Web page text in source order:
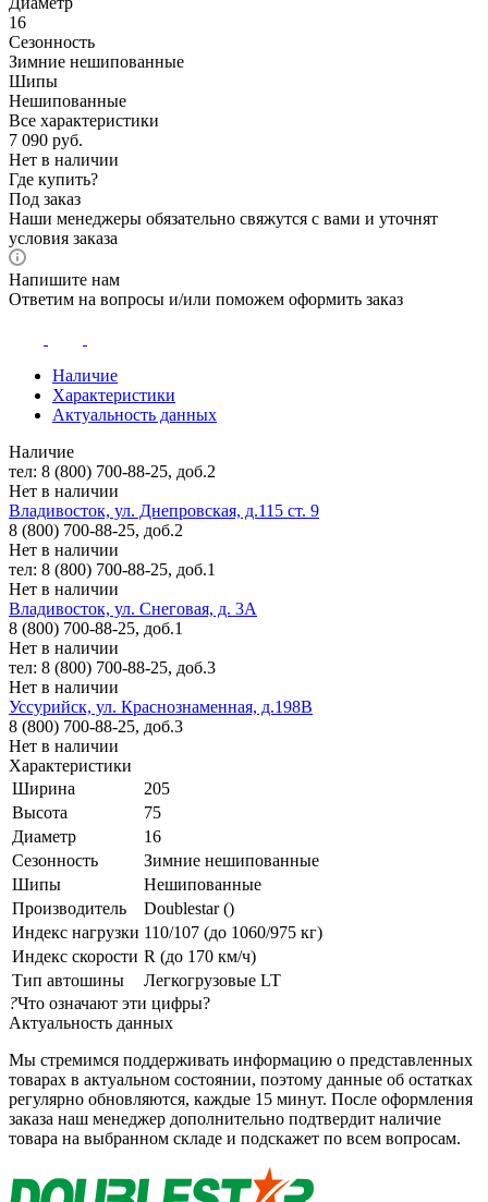
16
Сезонность
Зимние нешипованные
Шипы
Нешипованные
Все характеристики
7 090 руб.
Нет в наличии
Где купить?
Под заказ
Наши менеджеры обязательно свяжутся с вами и уточнят
условия заказа
Напишите нам
Ответим на вопросы и/или поможем оформить заказ
Наличие
Характеристики
Актуальность данных
Наличие
тел: 8 (800) 700-88-25, доб.2
Нет в наличии
Владивосток, ул. Днепровская, д.115 ст. 9
8 (800) 700-88-25, доб.2
Нет в наличии
тел: 8 (800) 700-88-25, доб.1
Нет в наличии
Владивосток, ул. Снеговая, д. 3А
8 (800) 700-88-25, доб.1
Нет в наличии
тел: 8 (800) 700-88-25, доб.3
Нет в наличии
Уссурийск, ул. Краснознаменная, д.198В
8 (800) 700-88-25, доб.3
Нет в наличии
Характеристики
Ширина
205
Высота
75
Диаметр
16
Сезонность
Зимние нешипованные
Шипы
Нешипованные
Производитель
Doublestar ()
Индекс нагрузки 110/107 (до 1060/975 кг)
Индекс скорости R (до 170 км/ч)
Тип автошины
Легкогрузовые LT
?Что означают эти цифры?
Актуальность данных
Мы стремимся поддерживать информацию о представленных
товарах в актуальном состоянии, поэтому данные об остатках
регулярно обновляются, каждые 15 минут. После оформления
заказа наш менеджер дополнительно подтвердит наличие
товара на выбранном складе и подскажет по всем вопросам.